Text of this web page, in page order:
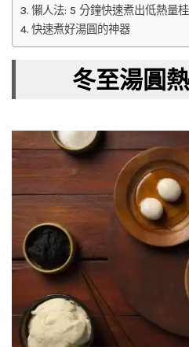
懶人法: 5 分鐘快速煮出低熱量
快速煮好湯圓的神器
冬至湯圓